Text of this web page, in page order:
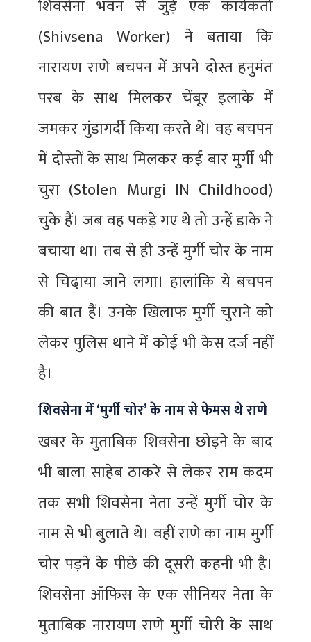
शिवसेना भवन से जुड़े एक कार्यकर्ता
(Shivsena Worker) ने बताया कि
नारायण राणे बचपन में अपने दोस्त हनुमंत
परब के साथ मिलकर चेंबूर इलाके में
जमकर गुंडागर्दी किया करते थे। वह बचपन
में दोस्तों के साथ मिलकर कई बार मुर्गी भी
चुरा (Stolen Murgi IN Childhood)
चुके हैं। जब वह पकड़े गए थे तो उन्हें डाके ने
बचाया था। तब से ही उन्हें मुर्गी चोर के नाम
से चिढा़या जाने लगा। हालांकि ये बचपन
की बात हैं। उनके खिलाफ मुर्गी चुराने को
लेकर पुलिस थाने में कोई भी केस दर्ज नहीं
है।
शिवसेना में ‘मुर्गी चोर’ के नाम से फेमस थे राणे
खबर के मुताबिक शिवसेना छोड़ने के बाद
भी बाला साहेब ठाकरे से लेकर राम कदम
तक सभी शिवसेना नेता उन्हें मुर्गी चोर के
नाम से भी बुलाते थे। वहीं राणे का नाम मुर्गी
चोर पड़ने के पीछे की दूसरी कहनी भी है।
शिवसेना ऑफिस के एक सीनियर नेता के
मुताबिक नारायण राणे मुर्गी चोरी के साथ